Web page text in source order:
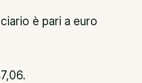
è pari a euro